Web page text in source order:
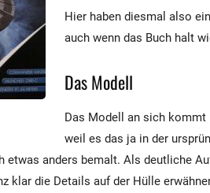
Hier haben diesmal also
auch wenn das Buch halt
Das Modell
Das Modell an sich kommt
weil es das ja in der
etwas anders bemalt. Als deutliche
klar die Details auf der Hülle